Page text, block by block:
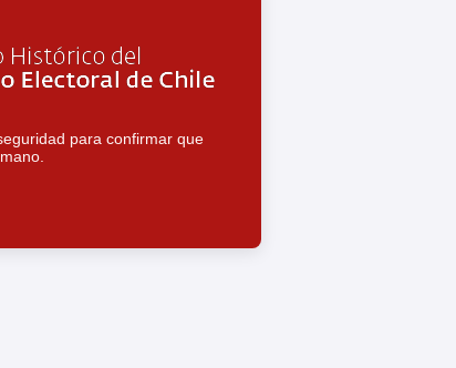
para confirmar que